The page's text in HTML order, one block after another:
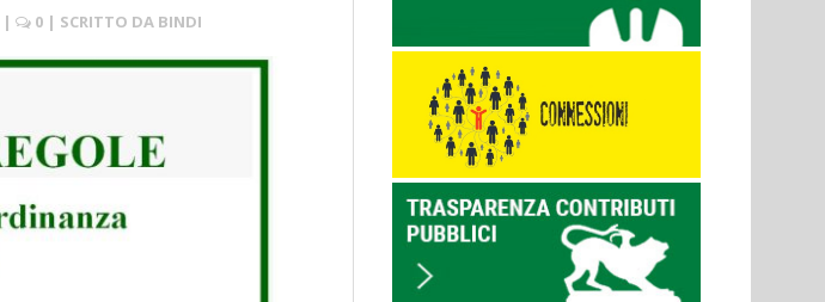
| 0 | SCRITTO DA BINDI